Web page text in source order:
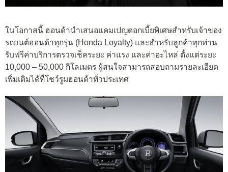
ในโอกาสนี้ ฮอนด้านำเสนอแคมเปญดอกเบี้ยพิเศษสำหรับเจ้าของ
รถยนต์ฮอนด้าทุกรุ่น (Honda Loyalty) และสำหรับลูกค้าทุกท่าน
รับฟรีค่าบริการตรวจเช็คระยะ ค่าแรง และค่าอะไหล่ ตั้งแต่ระยะ
10,000 – 50,000 กิโลเมตร ผู้สนใจสามารถสอบถามรายละเอียด
เพิ่มเติมได้ที่โชว์รูมฮอนด้าทั่วประเทศ